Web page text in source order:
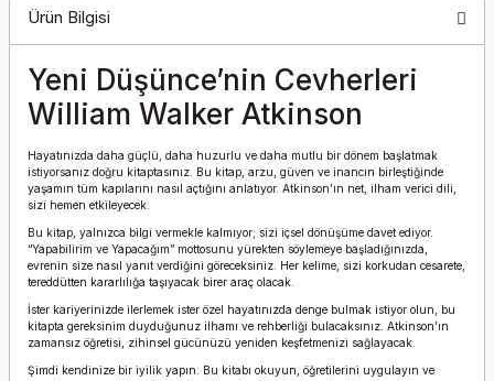
Ürün Bilgisi
Yeni Düşünce’nin Cevherleri
William Walker Atkinson
Hayatınızda daha güçlü, daha huzurlu ve daha mutlu bir dönem başlatmak
istiyorsanız doğru kitaptasınız. Bu kitap, arzu, güven ve inancın birleştiğinde
yaşamın tüm kapılarını nasıl açtığını anlatıyor. Atkinson’ın net, ilham verici dili,
sizi hemen etkileyecek.
Bu kitap, yalnızca bilgi vermekle kalmıyor; sizi içsel dönüşüme davet ediyor.
“Yapabilirim ve Yapacağım” mottosunu yürekten söylemeye başladığınızda,
evrenin size nasıl yanıt verdiğini göreceksiniz. Her kelime, sizi korkudan cesarete,
tereddütten kararlılığa taşıyacak birer araç olacak.
İster kariyerinizde ilerlemek ister özel hayatınızda denge bulmak istiyor olun, bu
kitapta gereksinim duyduğunuz ilhamı ve rehberliği bulacaksınız. Atkinson’ın
zamansız öğretisi, zihinsel gücünüzü yeniden keşfetmenizi sağlayacak.
Şimdi kendinize bir iyilik yapın: Bu kitabı okuyun, öğretilerini uygulayın ve